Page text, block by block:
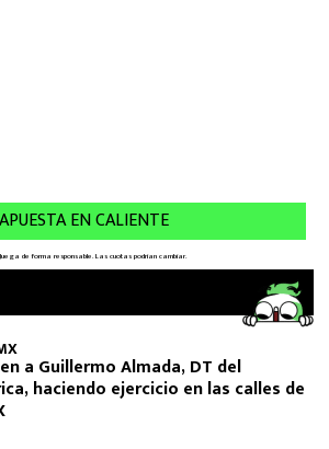
a Guillermo Almada, DT del
haciendo ejercicio en las calles de